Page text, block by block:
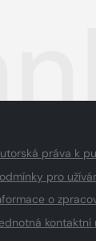
práva k
pro
o
kontaktní